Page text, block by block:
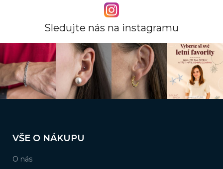
c
í
p
v
k
ý
p
i
á
n
Sledujte nás na instagramu
pVŠE O NÁKUPU
O nás